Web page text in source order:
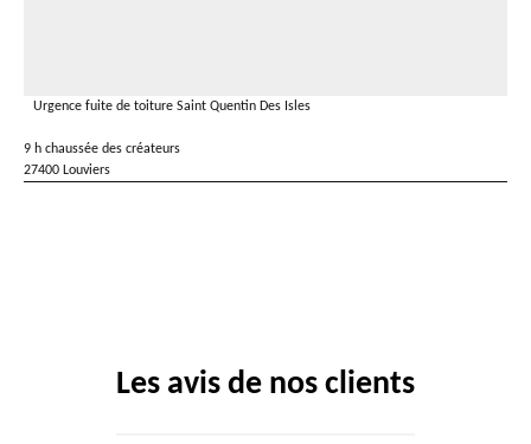
Urgence fuite de toiture Saint Quentin Des Isles
9 h chaussée des créateurs
27400 Louviers
Les avis de nos clients